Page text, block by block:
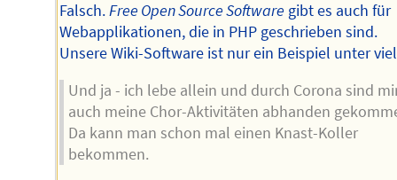
Falsch.Free Open Source Software gibt es auch für
Webapplikationen, die in PHP geschrieben sind.
Unsere Wiki-Software ist nur ein Beispiel unter
Und ja - ich lebe allein und durch Corona sind
auch meine Chor-Aktivitäten abhanden
Da kann man schon mal einen Knast-Koller
bekommen.